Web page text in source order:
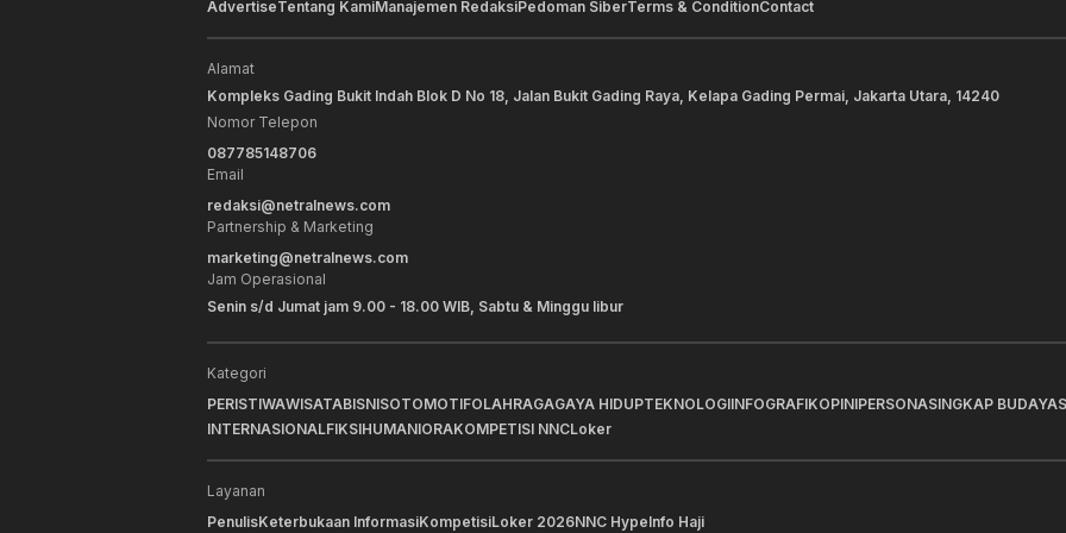
AdvertiseTentang KamiManajemen RedaksiPedoman SiberTerms & ConditionContact
Alamat
Kompleks Gading Bukit Indah Blok D No 18, Jalan Bukit Gading Raya, Kelapa Gading Permai, Jakarta Utara, 14240
Nomor Telepon
087785148706
Email
redaksi@netralnews.com
Partnership & Marketing
marketing@netralnews.com
Jam Operasional
Senin s/d Jumat jam 9.00 - 18.00 WIB, Sabtu & Minggu libur
Kategori
PERISTIWAWISATABISNISOTOMOTIFOLAHRAGAGAYA HIDUPTEKNOLOGIINFOGRAFIKOPINIPERSONASINGKAP BUDAYA
INTERNASIONALFIKSIHUMANIORAKOMPETISI NNCLoker
Layanan
PenulisKeterbukaan InformasiKompetisiLoker 2026NNC HypeInfo Haji